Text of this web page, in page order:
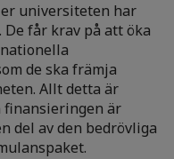
universiteten har
får krav på att öka
de ska främja
Allt detta är
finansieringen är
del av den bedrövliga